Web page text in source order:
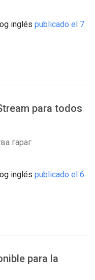
inglés publicado el 7
para todos
гараг
inglés publicado el 6
para la